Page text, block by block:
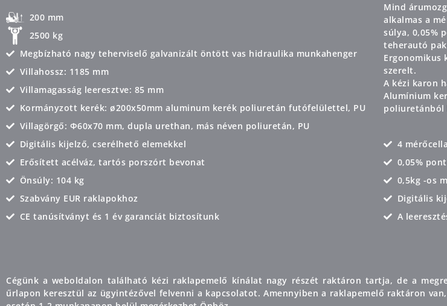
200 mm
2500 kg
Megbízható nagy teherviselő galvanizált öntött vas hidraulika munkahenger
Villahossz: 1185 mm
Villamagasság leeresztve: 85 mm
Kormányzott kerék: ø200x50mm aluminum kerék poliuretán futófelülettel, PU
Villagörgő: Φ60x70 mm, dupla urethan, más néven poliuretán, PU
Digitális kijelző, cserélhető elemekkel
Erősített acélváz, tartós porszórt bevonat
Önsúly: 104 kg
Szabvány EUR raklapokhoz
CE tanúsítványt és 1 év garanciát biztosítunk
Mind
alkalmas a
súlya, 0,05%
teherautó
Ergonomikus
szerelt. ​
A kézi karon
Alumínium
poliuretánból
4 mérőcella
0,05%
0,5kg -os
Digitális
A
Cégünk a weboldalon található kézi raklapemelő kínálat nagy részét raktáron tartja, de a
űrlapon keresztül az ügyintézővel felvenni a kapcsolatot. Amennyiben a raklapemelő raktáron